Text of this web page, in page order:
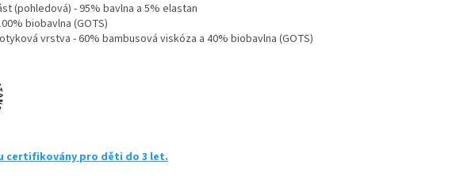
(pohledová) - 95% bavlna a 5% elastan
biobavlna (GOTS)
vrstva - 60% bambusová viskóza a 40% biobavlna (GOTS)
certifikovány pro děti do 3 let.